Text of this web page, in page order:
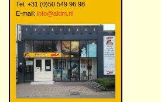
Tel. +31 (0)50 549 96 98
E-mail: info@akim.nl